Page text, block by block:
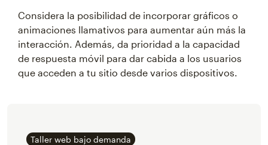
Considera la posibilidad de incorporar gráficos o
animaciones llamativos para aumentar aún más la
interacción. Además, da prioridad a la capacidad
de respuesta móvil para dar cabida a los usuarios
que acceden a tu sitio desde varios dispositivos.
Taller web bajo demanda